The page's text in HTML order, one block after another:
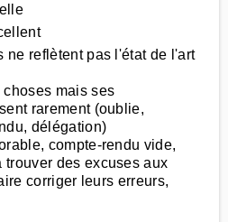
ne reflètent pas l'état de l'art
mais ses
rarement (oublie,
délégation)
compte-rendu vide,
trouver des excuses aux
corriger leurs erreurs,